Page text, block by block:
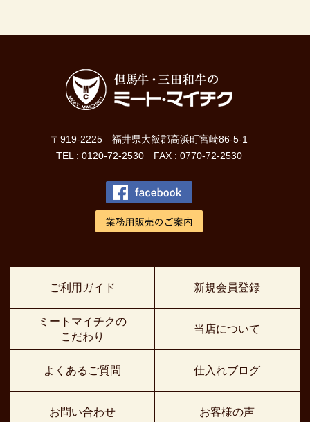
〒919-2225 福井県大飯郡高浜町宮崎86-5-1
TEL : 0120-72-2530 FAX : 0770-72-2530
ご利用ガイド
ミートマイチクの
こだわり
よくあるご質問
お問い合わせ
新規会員登録
当店について
仕入れブログ
お客様の声